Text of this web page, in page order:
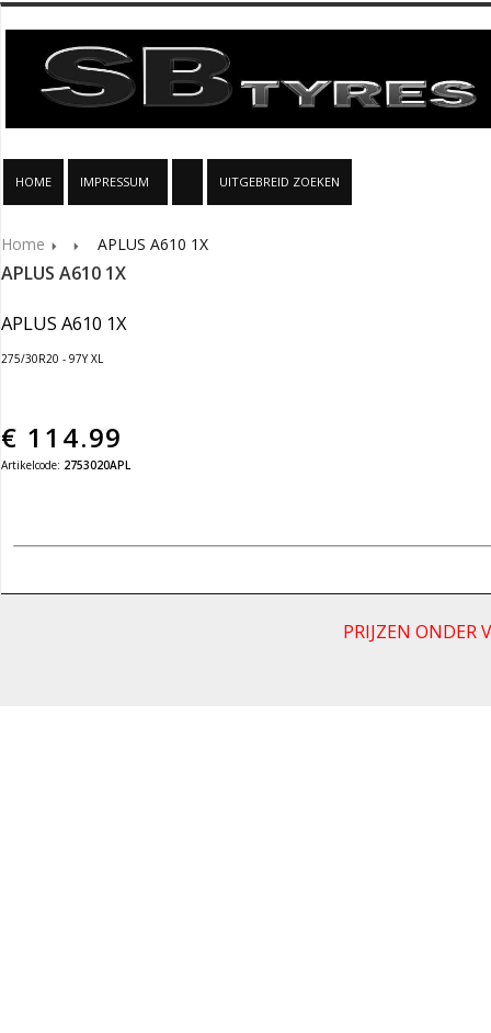
HOME IMPRESSUM UITGEBREID ZOEKEN
Home APLUS A610 1X
APLUS A610 1X
APLUS A610 1X
275/30R20 - 97Y XL
€ 114.99
Artikelcode: 2753020APL
PRIJZEN ONDER